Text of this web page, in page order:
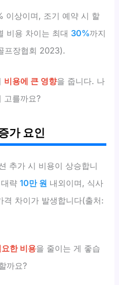
이상이며, 조기 예약 시 할
비용 차이는 최대 30%까지
프장협회 2023).
비용에 큰 영향을 줍니다. 나
고를까요?
가 요인
추가 시 비용이 상승합니
대략10만 원 내외이며, 식사
격 차이가 발생합니다(출처:
한 비용을 줄이는 게 좋습
까요?